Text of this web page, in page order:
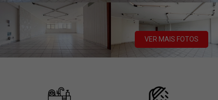
VER MAIS FOTOS